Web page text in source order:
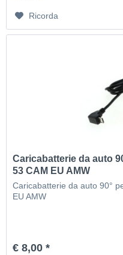
Ricorda
Caricabatterie da auto
53 CAM EU AMW
Caricabatterie da auto 90°
EU AMW
€ 8,00 *